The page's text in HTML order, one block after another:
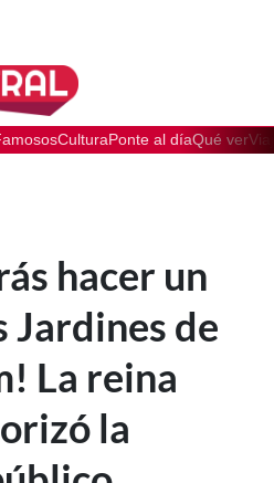
CulturaPonte al díaQué ver
hacer un
Jardines de
La reina
la